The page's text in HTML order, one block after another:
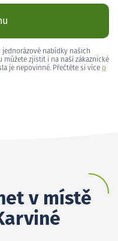
nabídky našich
zjistit i na naší zákaznické
je nepovinné. Přečtěte si více o
v místě